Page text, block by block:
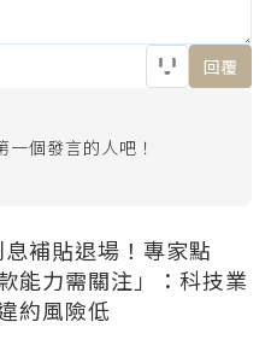
回覆
個發言的人吧！
補貼退場！專家點
能力需關注」：科技業
約風險低